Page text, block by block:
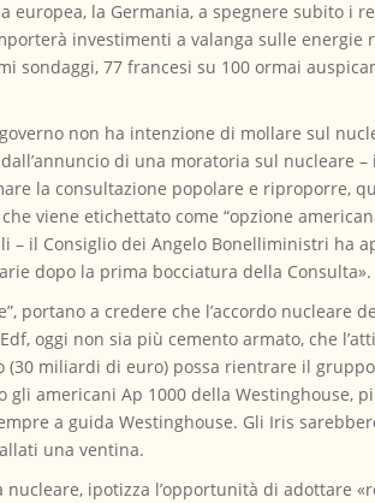
la Germania, a spegnere subito i
investimenti a valanga sulle
sondaggi, 77 francesi su 100 ormai
non ha intenzione di mollare sul
di una moratoria sul nucleare
la consultazione popolare e riproporre,
viene etichettato come “opzione
– il Consiglio dei Angelo Bonelliministri ha
dopo la prima bocciatura della Consulta».
portano a credere che l’accordo nucleare
oggi non sia più cemento armato, che
miliardi di euro) possa rientrare il
gli americani Ap 1000 della Westinghouse,
a guida Westinghouse. Gli Iris
una ventina.
nucleare, ipotizza l’opportunità di adottare